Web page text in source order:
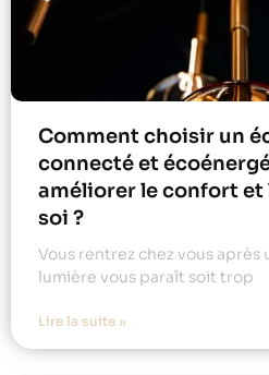
Comment choisir un
connecté et
améliorer le confort et
soi ?
Vous rentrez chez vous
lumière vous paraît soit trop
Lire la suite »